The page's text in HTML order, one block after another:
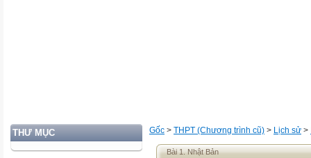
THƯ MỤC Gốc > THPT (Chương trình cũ) > Lịch sử >
Bài 1. Nhật Bản